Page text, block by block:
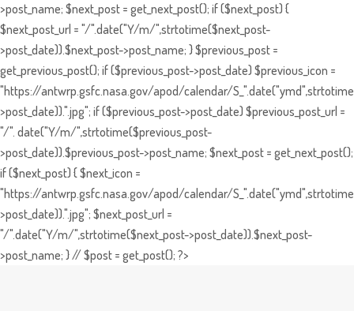
>post_name; $next_post = get_next_post(); if ($next_post) {
$next_post_url = "/".date("Y/m/",strtotime($next_post-
>post_date)).$next_post->post_name; } $previous_post =
get_previous_post(); if ($previous_post->post_date) $previous_icon =
"https://antwrp.gsfc.nasa.gov/apod/calendar/
>post_date)).".jpg"; if ($previous_post->post_date) $previous_post_url =
"/". date("Y/m/",strtotime($previous_post-
>post_date)).$previous_post->post_name; $next_post = get_next_post();
if ($next_post) { $next_icon =
"https://antwrp.gsfc.nasa.gov/apod/calendar/
>post_date)).".jpg"; $next_post_url =
"/".date("Y/m/",strtotime($next_post->post_date)).$next_post-
>post_name; } // $post = get_post(); ?>